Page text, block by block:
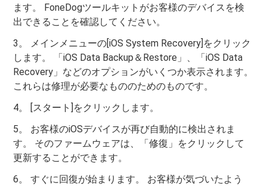
ます。 FoneDogツールキットがお客様のデバイスを検
出できることを確認してください。
3。 メインメニューの[iOS System Recovery]をクリック
します。 「iOS Data Backup＆Restore」、「iOS Data
Recovery」などのオプションがいくつか表示されます。
これらは修理が必要なもののためのものです。
4。 [スタート]をクリックします。
5。 お客様のiOSデバイスが再び自動的に検出されま
す。 そのファームウェアは、「修復」をクリックして
更新することができます。
6。 すぐに回復が始まります。 お客様が気づいたよう